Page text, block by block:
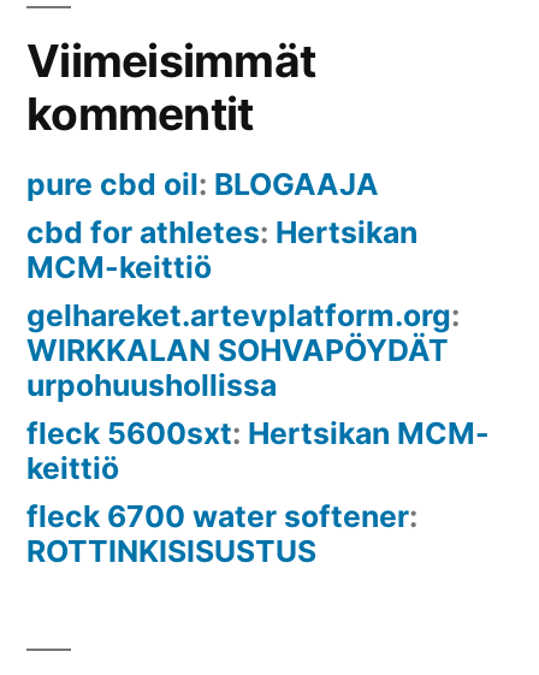
Viimeisimmät
kommentit
pure cbd oil: BLOGAAJA
cbd for athletes: Hertsikan
MCM-keittiö
gelhareket.artevplatform.org:
WIRKKALAN SOHVAPÖYDÄT
urpohuushollissa
fleck 5600sxt: Hertsikan MCM-
keittiö
fleck 6700 water softener:
ROTTINKISISUSTUS